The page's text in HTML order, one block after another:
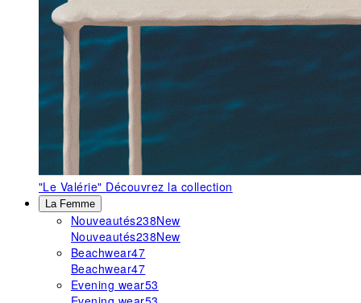
"Le Valérie" Découvrez la collection
La Femme
Nouveautés238New
Nouveautés238New
Beachwear47
Beachwear47
Evening wear53